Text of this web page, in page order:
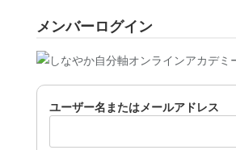
メンバーログイン
ユーザー名またはメールアドレス